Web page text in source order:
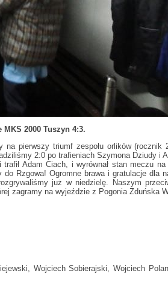
2000 Tuszyn 4:3.
pierwszy triumf zespołu orlików (rocznik
2:0 po trafieniach Szymona Dziudy i
Adam Ciach, i wyrównał stan meczu
Rzgowa! Ogromne brawa i gratulacje dla
już w niedzielę. Naszym
zagramy na wyjeździe z Pogonia Zduńska
Wojciech Sobierajski, Wojciech